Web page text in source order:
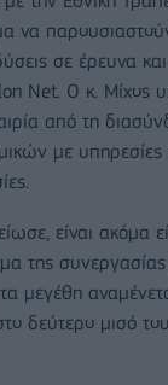
να
σε έρευνα
Net. Ο κ. Μίχος
από τη
με
είναι ακόμα
της
μεγέθη
δεύτερο μισό